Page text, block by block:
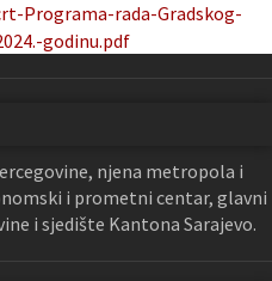
Programa-rada-Gradskog-
godinu.pdf
njena metropola i
i prometni centar, glavni
i sjedište Kantona Sarajevo.